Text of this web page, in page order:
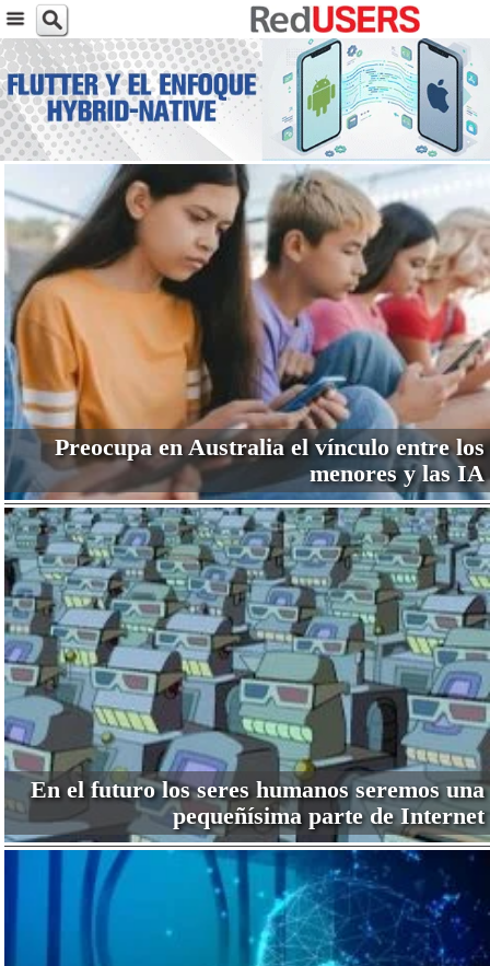
Preocupa en Australia el vínculo entre los
menores y las IA
En el futuro los seres humanos seremos una
pequeñísima parte de Internet